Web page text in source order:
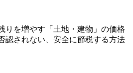
りを増やす「土地・建物」の価格
認されない、安全に節税する方法